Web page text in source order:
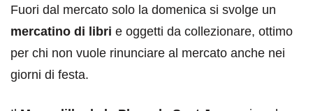
Fuori dal mercato solo la domenica si svolge un
mercatino di libri e oggetti da collezionare, ottimo
per chi non vuole rinunciare al mercato anche nei
giorni di festa.